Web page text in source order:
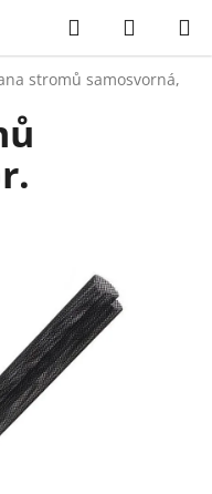
Hľadať
KOŠÍK
stromů samosvorná,